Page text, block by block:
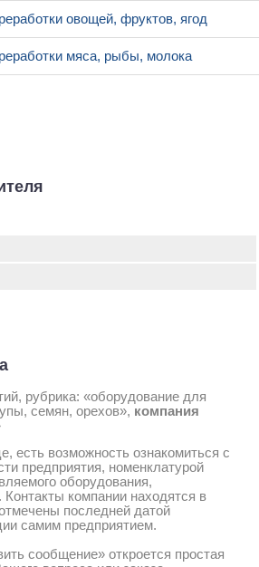
овощей, фруктов, ягод
мяса, рыбы, молока
рубрика: «оборудование для
семян, орехов», компания
есть возможность ознакомиться с
предприятия, номенклатурой
оборудования,
компании находятся в
последней датой
самим предприятием.
сообщение» откроется простая